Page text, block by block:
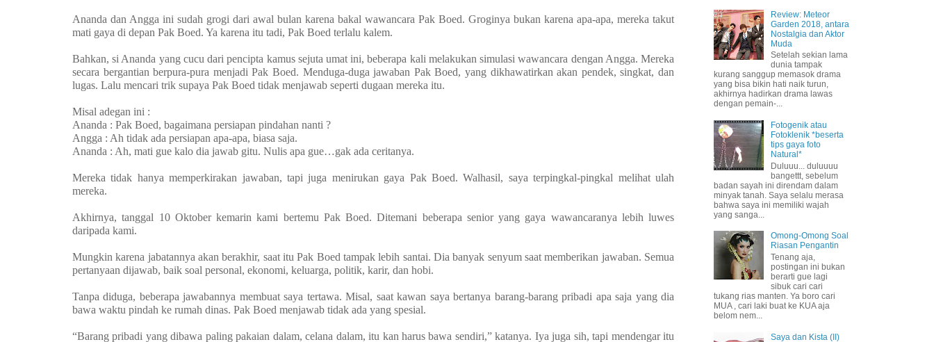
Ananda dan Angga ini sudah grogi dari awal bulan karena bakal wawancara Pak Boed. Groginya bukan karena apa-apa, mereka takut
mati gaya di depan Pak Boed. Ya karena itu tadi, Pak Boed terlalu kalem.
Bahkan, si Ananda yang cucu dari pencipta kamus sejuta umat ini, beberapa kali melakukan simulasi wawancara dengan Angga. Mereka
secara bergantian berpura-pura menjadi Pak Boed. Menduga-duga jawaban Pak Boed, yang dikhawatirkan akan pendek, singkat, dan
lugas. Lalu mencari trik supaya Pak Boed tidak menjawab seperti dugaan mereka itu.
Misal adegan ini :
Ananda : Pak Boed, bagaimana persiapan pindahan nanti ?
Angga : Ah tidak ada persiapan apa-apa, biasa saja.
Ananda : Ah, mati gue kalo dia jawab gitu. Nulis apa gue…gak ada ceritanya.
Mereka tidak hanya memperkirakan jawaban, tapi juga menirukan gaya Pak Boed. Walhasil, saya terpingkal-pingkal melihat ulah
mereka.
Akhirnya, tanggal 10 Oktober kemarin kami bertemu Pak Boed. Ditemani beberapa senior yang gaya wawancaranya lebih luwes
daripada kami.
Mungkin karena jabatannya akan berakhir, saat itu Pak Boed tampak lebih santai. Dia banyak senyum saat memberikan jawaban. Semua
pertanyaan dijawab, baik soal personal, ekonomi, keluarga, politik, karir, dan hobi.
Tanpa diduga, beberapa jawabannya membuat saya tertawa. Misal, saat kawan saya bertanya barang-barang pribadi apa saja yang dia
bawa waktu pindah ke rumah dinas. Pak Boed menjawab tidak ada yang spesial.
“Barang pribadi yang dibawa paling pakaian dalam, celana dalam, itu kan harus bawa sendiri,” katanya. Iya juga sih, tapi mendengar itu
Review: Meteor
Garden 2018, antara
Nostalgia dan Aktor
Muda
Setelah sekian lama
dunia tampak
kurang sanggup memasok drama
yang bisa bikin hati naik turun,
akhirnya hadirkan drama lawas
dengan pemain-...
Fotogenik atau
Fotoklenik *beserta
tips gaya foto
Natural*
Duluuu... duluuuu
bangettt, sebelum
badan sayah ini direndam dalam
minyak tanah. Saya selalu merasa
bahwa saya ini memiliki wajah
yang sanga...
Omong-Omong Soal
Riasan Pengantin
Tenang aja,
postingan ini bukan
berarti gue lagi
sibuk cari cari
tukang rias manten. Ya boro cari
MUA , cari laki buat ke KUA aja
belom nem...
Saya dan Kista (II)